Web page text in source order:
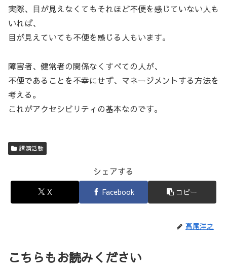
実際、目が見えなくてもそれほど不便を感じていない人も
いれば、
目が見えていても不便を感じる人もいます。
障害者、健常者の関係なくすべての人が、
不便であることを不幸にせず、マネージメントする方法を
考える。
これがアクセシビリティの基本なのです。
講演活動
シェアする
X Facebook コピー
髙尾洋之
こちらもお読みください